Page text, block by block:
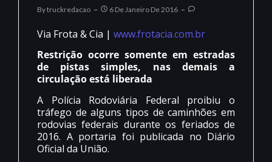
ByTruckredacao 6 De Janeiro De 2016
Via Frota & Cia | www.frotacia.com.br
Restrição ocorre somente em estradas
de pistas simples, nas demais a
circulação está liberada
A Polícia Rodoviária Federal proibiu o
tráfego de alguns tipos de caminhões em
rodovias federais durante os feriados de
2016. A portaria foi publicada no Diário
Oficial da União.